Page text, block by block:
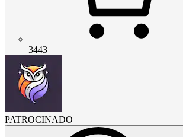
3443
PATROCINADO